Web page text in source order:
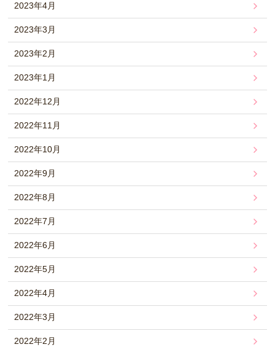
2023年4月
2023年3月
2023年2月
2023年1月
2022年12月
2022年11月
2022年10月
2022年9月
2022年8月
2022年7月
2022年6月
2022年5月
2022年4月
2022年3月
2022年2月